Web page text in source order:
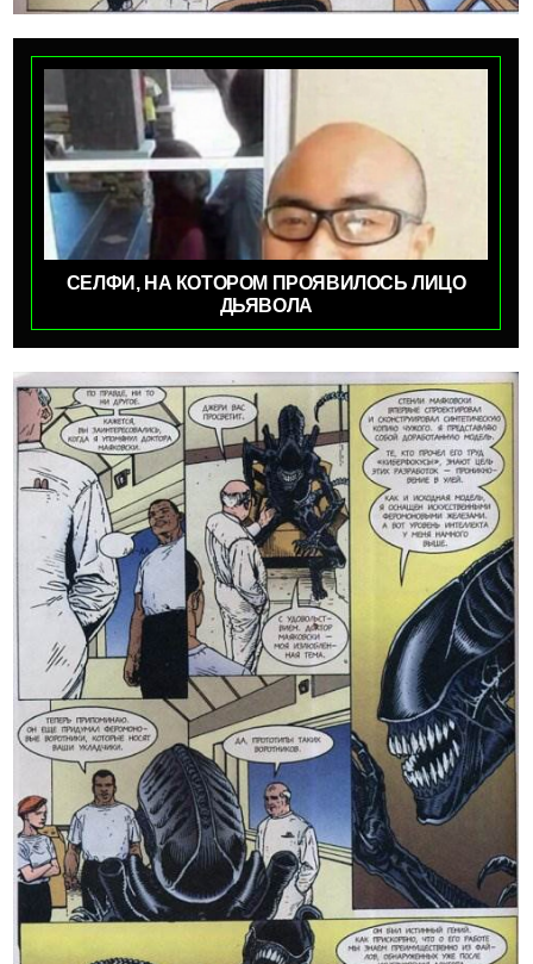
СЕЛФИ, НА КОТОРОМ ПРОЯВИЛОСЬ ЛИЦО
ДЬЯВОЛА